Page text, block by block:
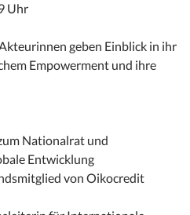
Uhr
geben Einblick in ihr
Empowerment und ihre
Nationalrat und
Entwicklung
von Oikocredit